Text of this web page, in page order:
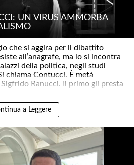
UN VIRUS AMMORBA
che si aggira per il dibattito
all’anagrafe, ma lo si incontra
della politica, negli studi
chiama Contucci. È metà
Ranucci. Il primo gli presta
a Leggere